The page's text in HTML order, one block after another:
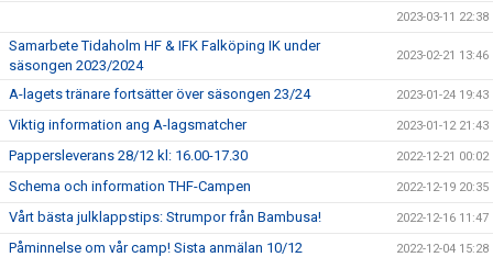
2023-03-11 22:38
Samarbete Tidaholm HF & IFK Falköping IK under
säsongen 2023/2024
2023-02-21 13:46
A-lagets tränare fortsätter över säsongen 23/24 2023-01-24 19:43
Viktig information ang A-lagsmatcher 2023-01-12 21:43
Pappersleverans 28/12 kl: 16.00-17.30 2022-12-21 00:02
Schema och information THF-Campen 2022-12-19 20:35
Vårt bästa julklappstips: Strumpor från Bambusa! 2022-12-16 11:47
Påminnelse om vår camp! Sista anmälan 10/12 2022-12-04 15:28